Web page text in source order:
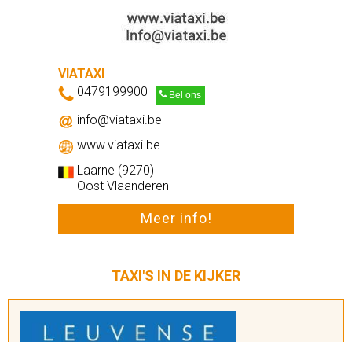
TAXI CITY DIAMOND
0485985985
info@taxicitydiamond.be
www.taxicitydiamond.be
Olen (2250)
Antwerpen
Meer info!
TAXI'S IN DE KIJKER